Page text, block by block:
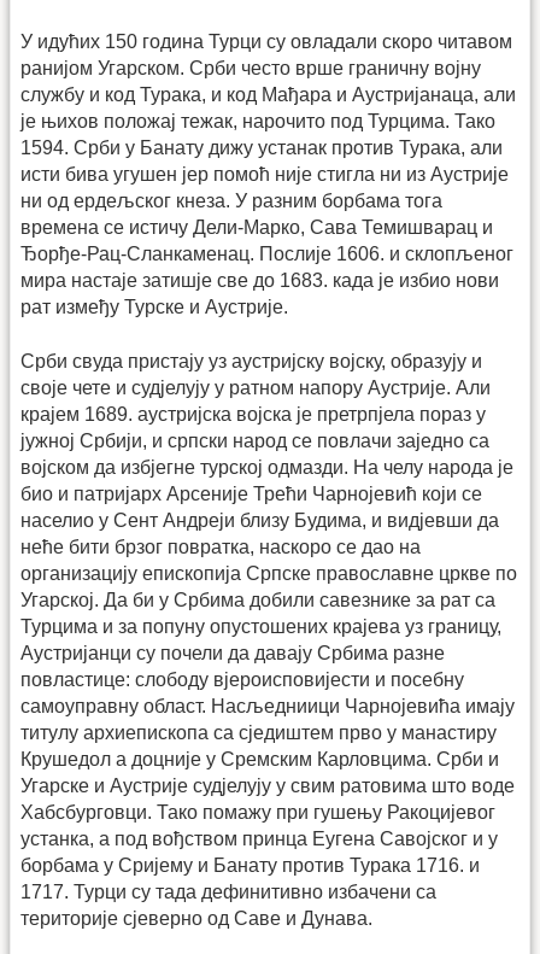
У идућих 150 година Турци су овладали скоро читавом
ранијом Угарском. Срби често врше граничну војну
службу и код Турака, и код Мађара и Аустријанаца, али
је њихов положај тежак, нарочито под Турцима. Тако
1594. Срби у Банату дижу устанак против Турака, али
исти бива угушен јер помоћ није стигла ни из Аустрије
ни од ердељског кнеза. У разним борбама тога
времена се истичу Дели-Марко, Сава Темишварац и
Ђорђе-Рац-Сланкаменац. Послије 1606. и склопљеног
мира настаје затишје све до 1683. када је избио нови
рат између Турске и Аустрије.
Срби свуда пристају уз аустријску војску, образују и
своје чете и судјелују у ратном напору Аустрије. Али
крајем 1689. аустријска војска је претрпјела пораз у
јужној Србији, и српски народ се повлачи заједно са
војском да избјегне турској одмазди. На челу народа је
био и патријарх Арсеније Трећи Чарнојевић који се
населио у Сент Андреји близу Будима, и видјевши да
неће бити брзог повратка, наскоро се дао на
организацију епископија Српске православне цркве по
Угарској. Да би у Србима добили савезнике за рат са
Турцима и за попуну опустошених крајева уз границу,
Аустријанци су почели да давају Србима разне
повластице: слободу вјероисповијести и посебну
самоуправну област. Насљедниици Чарнојевића имају
титулу архиепископа са сједиштем прво у манастиру
Крушедол а доцније у Сремским Карловцима. Срби и
Угарске и Аустрије судјелују у свим ратовима што воде
Хабсбурговци. Тако помажу при гушењу Ракоцијевог
устанка, а под вођством принца Еугена Савојског и у
борбама у Сријему и Банату против Турака 1716. и
1717. Турци су тада дефинитивно избачени са
територије сјеверно од Саве и Дунава.